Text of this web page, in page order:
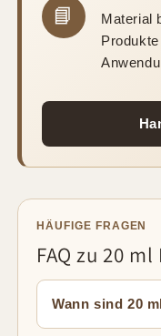
📘
Material
HÄUFIGE FRAGEN
FAQ zu 20
Wann sind 20